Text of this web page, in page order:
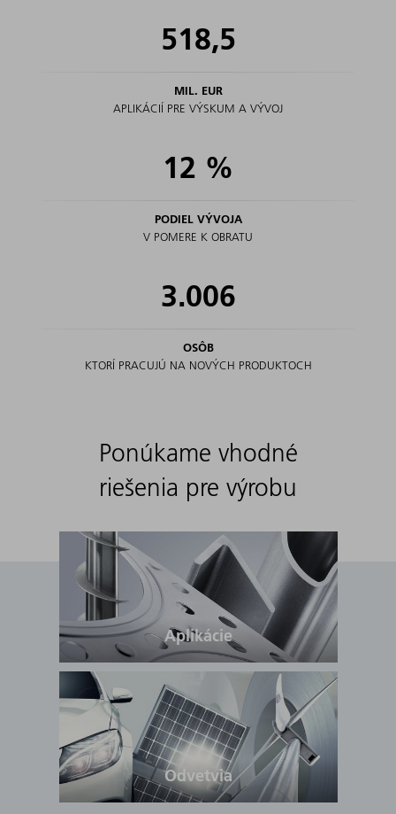
518,5
MIL. EUR
APLIKÁCIÍ PRE VÝSKUM A VÝVOJ
12 %
PODIEL VÝVOJA
V POMERE K OBRATU
3.006
OSÔB
KTORÍ PRACUJÚ NA NOVÝCH PRODUKTOCH
Ponúkame vhodné
riešenia pre výrobu
Aplikácie
Odvetvia